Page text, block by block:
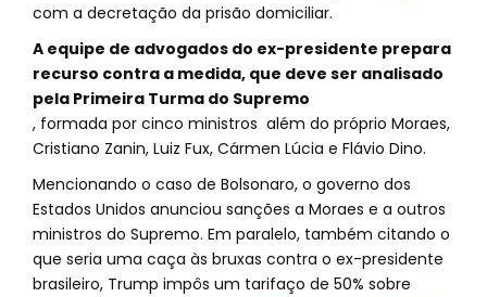
com a decretação da prisão domiciliar.
A equipe de advogados do ex-presidente prepara
recurso contra a medida, que deve ser analisado
pela Primeira Turma do Supremo
, formada por cinco ministros além do próprio Moraes,
Cristiano Zanin, Luiz Fux, Cármen Lúcia e Flávio Dino.
Mencionando o caso de Bolsonaro, o governo dos
Estados Unidos anunciou sanções a Moraes e a outros
ministros do Supremo. Em paralelo, também citando o
que seria uma caça às bruxas contra o ex-presidente
brasileiro, Trump impôs um tarifaço de 50% sobre